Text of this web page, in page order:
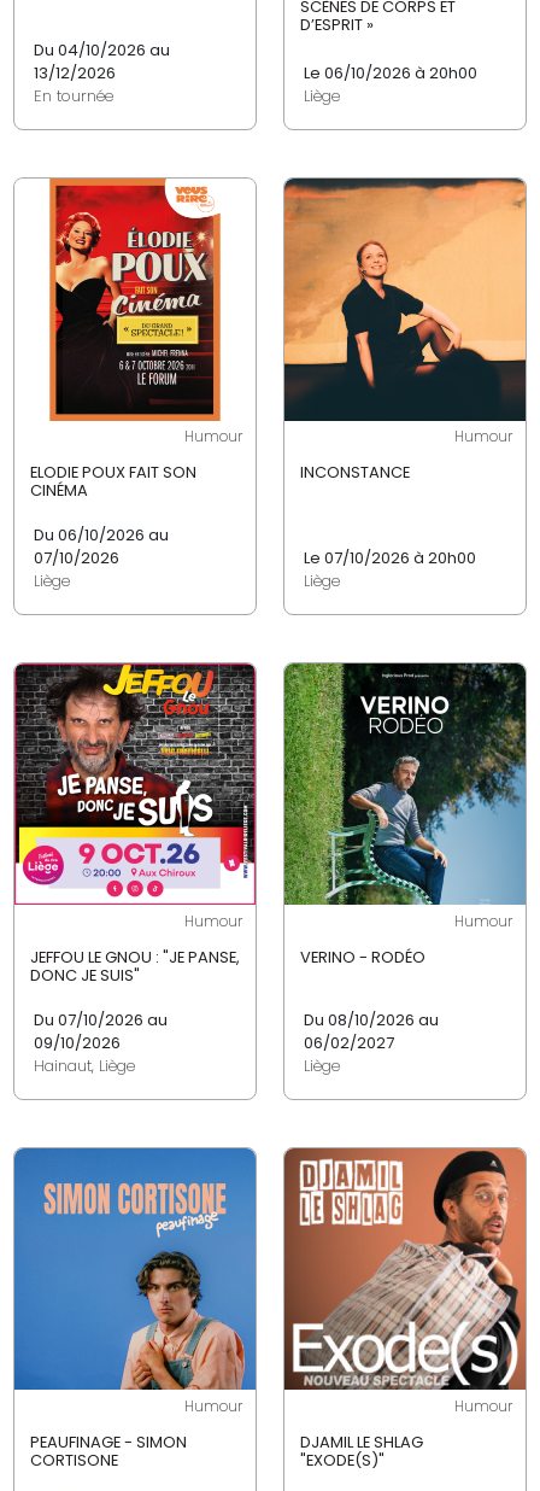
Du 04/10/2026 au
13/12/2026
En tournée
SCÈNES DE CORPS ET
D’ESPRIT »
Le 06/10/2026 à 20h00
Liège
Humour
ELODIE POUX FAIT SON
CINÉMA
Du 06/10/2026 au
07/10/2026
Liège
Humour
INCONSTANCE
Le 07/10/2026 à 20h00
Liège
Humour
JEFFOU LE GNOU : "JE PANSE,
DONC JE SUIS"
Du 07/10/2026 au
09/10/2026
Hainaut, Liège
Humour
VERINO - RODÉO
Du 08/10/2026 au
06/02/2027
Liège
Humour
PEAUFINAGE - SIMON
CORTISONE
Humour
DJAMIL LE SHLAG
"EXODE(S)"